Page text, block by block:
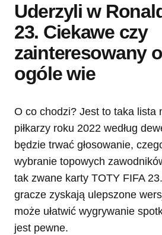
Uderzyli w
23. Ciekawe czy
zainteresowany
ogóle wie
O co chodzi? Jest to taka lista
piłkarzy roku 2022 według
będzie trwać głosowanie,
wybranie topowych
tak zwane karty TOTY FIFA
gracze zyskają ulepszone
może ułatwić wygrywanie
jest pewne.